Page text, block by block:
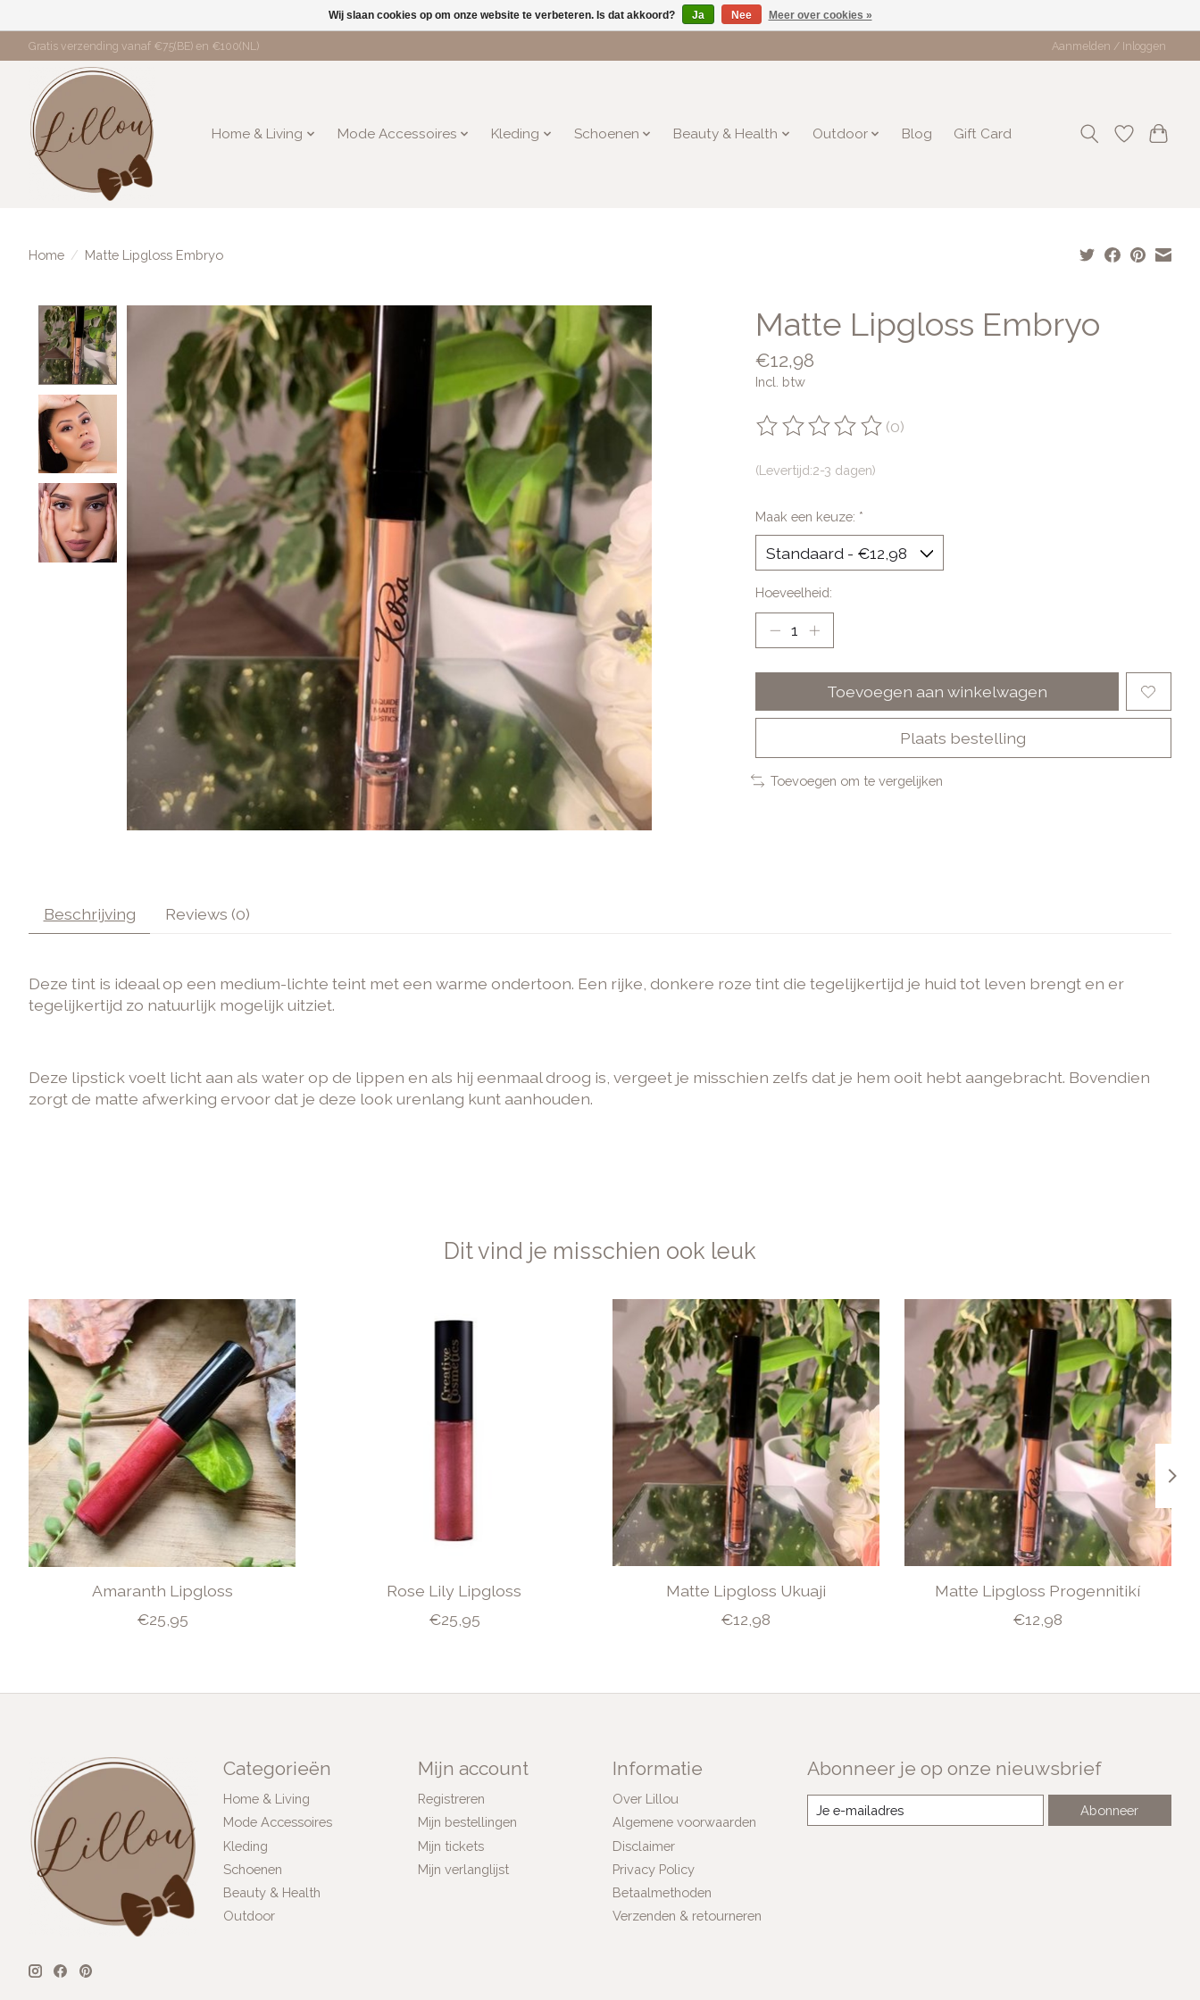
Gratis verzending vanaf €75(BE) en €100(NL) Aanmelden / Inloggen
Home & Living Mode Accessoires Kleding Schoenen Beauty & Health Outdoor Blog Gift Card
Home / Matte Lipgloss Embryo
Product image slideshow Items Matte Lipgloss Embryo
€12,98
Incl. btw
De beoordeling van dit product is
(0)
(Levertijd:2-3 dagen)
Maak een keuze: *
Hoeveelheid:
Toevoegen aan winkelwagen
Plaats bestelling
Toevoegen om te vergelijken
Beschrijving Reviews (0)
Deze tint is ideaal op een medium-lichte teint met een warme ondertoon. Een rijke, donkere roze tint die tegelijkertijd je huid tot leven brengt en er
tegelijkertijd zo natuurlijk mogelijk uitziet.
Deze lipstick voelt licht aan als water op de lippen en als hij eenmaal droog is, vergeet je misschien zelfs dat je hem ooit hebt aangebracht. Bovendien
zorgt de matte afwerking ervoor dat je deze look urenlang kunt aanhouden.
Dit vind je misschien ook leuk
Items van productcarrousel
Amaranth Lipgloss
€25,95
Rose Lily Lipgloss
€25,95
Matte Lipgloss Ukuaji
€12,98
Matte Lipgloss Progennitikí
€12,98
Categorieën
Home & Living
Mode Accessoires
Kleding
Schoenen
Beauty & Health
Outdoor
Mijn account
Registreren
Mijn bestellingen
Mijn tickets
Mijn verlanglijst
Informatie
Over Lillou
Algemene voorwaarden
Disclaimer
Privacy Policy
Betaalmethoden
Verzenden & retourneren
Abonneer je op onze nieuwsbrief
Abonneer
Wij slaan cookies op om onze website te verbeteren. Is dat akkoord? Ja Nee Meer over cookies »